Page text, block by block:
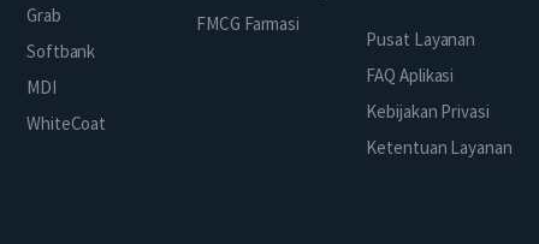
Grab
Softbank
MDI
WhiteCoat
FMCG Farmasi
Pusat Layanan
FAQ Aplikasi
Kebijakan Privasi
Ketentuan Layanan